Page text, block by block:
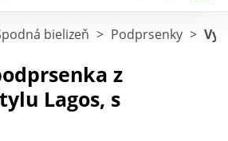
bielizeň > Podprsenky >
z
Lagos, s